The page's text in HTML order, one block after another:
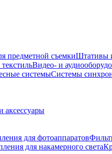
предметной съемкиШтативы
Видео- и
системыСистемы
аксессуары
для фотоаппаратов
для накамерного света